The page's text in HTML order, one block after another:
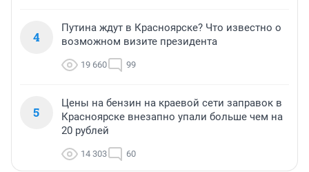
4
Путина ждут в Красноярске? Что известно о
возможном визите президента
19 660 99
5
Цены на бензин на краевой сети заправок в
Красноярске внезапно упали больше чем на
20 рублей
14 303 60